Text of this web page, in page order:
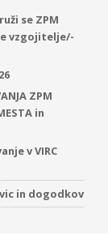
se ZPM
vzgojitelje/-
ZPM
in
v VIRC
in dogodkov